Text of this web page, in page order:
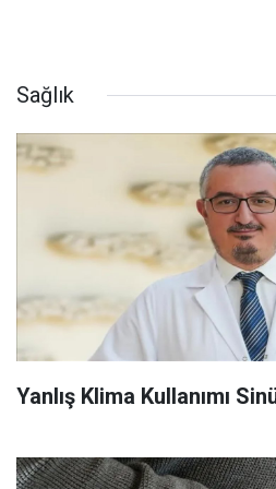
Sağlık
Yanlış Klima Kullanımı